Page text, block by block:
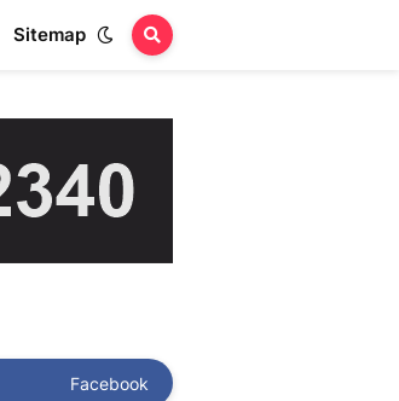
Sitemap
Facebook